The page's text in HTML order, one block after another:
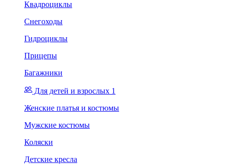
Квадроциклы
Снегоходы
Гидроциклы
Прицепы
Багажники
Для детей и взрослых 1
Женские платья и костюмы
Мужские костюмы
Коляски
Детские кресла